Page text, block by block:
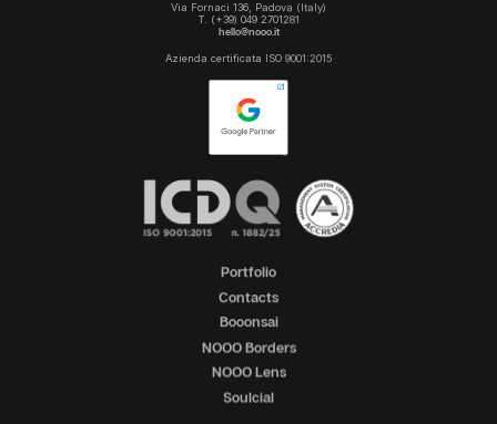
Via Fornaci 136, Padova (Italy)
T.
(+39) 049 2701281
hello@nooo.it
Azienda certificata ISO 9001:2015
Portfolio
Contacts
Booonsai
NOOO Borders
NOOO Lens
Soulcial